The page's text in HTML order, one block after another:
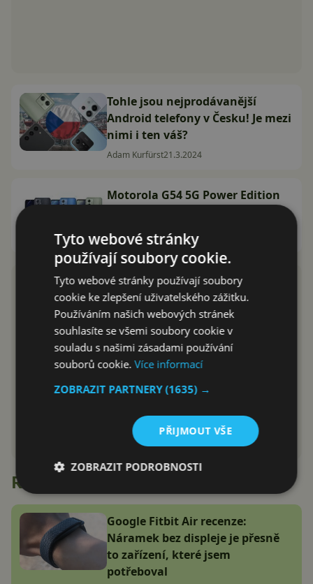
Tohle jsou nejprodávanější
Android telefony v Česku! Je mezi
nimi i ten váš?
Adam Kurfürst21.3.2024
Motorola G54 5G Power Edition
Jozef Cmar 20.1.2024
Recenze
Google Fitbit Air recenze:
Náramek bez displeje je přesně
to zařízení, které jsem
potřeboval
Tyto webové stránky
používají soubory cookie.
Tyto webové stránky používají soubory
cookie ke zlepšení uživatelského zážitku.
Používáním našich webových stránek
souhlasíte se všemi soubory cookie v
souladu s našimi zásadami používání
souborů cookie.Více informací
ZOBRAZIT PARTNERY(1635) →
PŘIJMOUT VŠE
ZOBRAZIT PODROBNOSTI